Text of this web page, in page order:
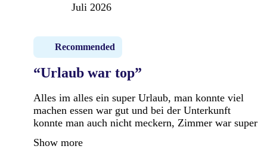
Juli 2026
Recommended
“Urlaub war top”
Alles im alles ein super Urlaub, man konnte viel
machen essen war gut und bei der Unterkunft
konnte man auch nicht meckern, Zimmer war super
Show more